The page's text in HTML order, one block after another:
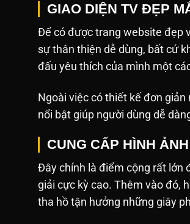
GIAO DIỆN TV ĐẸP
Để có được trang website đẹp
sự thân thiện dễ dùng, bất cứ
đấu yêu thích của mình một
Ngoài việc có thiết kế đơn
nổi bật giúp người dùng dễ
CUNG CẤP HÌNH
Đây chính là điểm cộng rất lớn
giải cực kỳ cao. Thêm vào đó,
tha hồ tận hưởng những giây